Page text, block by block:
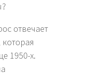
отвечает
1950-х.